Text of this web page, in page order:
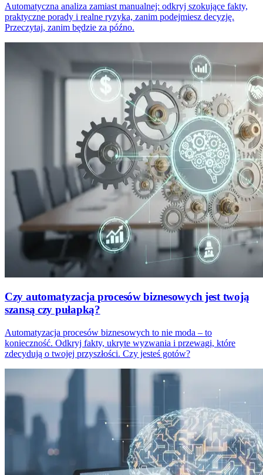
Automatyczna analiza zamiast manualnej: odkryj szokujące fakty,
praktyczne porady i realne ryzyka, zanim podejmiesz decyzję.
Przeczytaj, zanim będzie za późno.
Czy automatyzacja procesów biznesowych jest twoją
szansą czy pułapką?
Automatyzacja procesów biznesowych to nie moda – to
konieczność. Odkryj fakty, ukryte wyzwania i przewagi, które
zdecydują o twojej przyszłości. Czy jesteś gotów?